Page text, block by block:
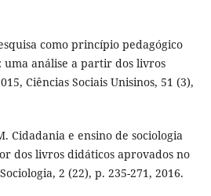
como princípio pedagógico
uma análise a partir dos livros
Ciências Sociais Unisinos, 51 (3),
M. Cidadania e ensino de sociologia
dos livros didáticos aprovados no
2 (22), p. 235-271, 2016.